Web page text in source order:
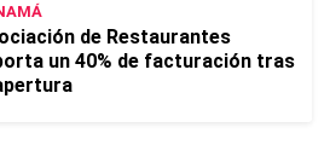
de Restaurantes
un 40% de facturación tras